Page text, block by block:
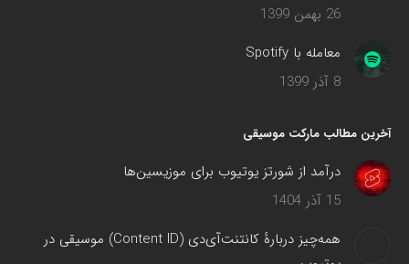
26 بهمن 1399
معامله با Spotify
8 آذر 1399
آخرین مطالب مارکت موسیقی
درآمد از شورتز یوتیوب برای موزیسین‌ها
15 آذر 1404
همه‌چیز دربارهٔ کانتنت‌آی‌دی (Content ID) موسیقی در